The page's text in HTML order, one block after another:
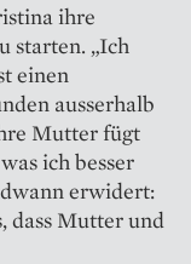
ihre
starten. „Ich
einen
ausserhalb
Mutter fügt
ich besser
erwidert:
dass Mutter und